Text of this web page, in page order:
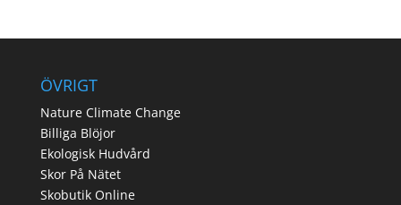
ÖVRIGT
Nature Climate Change
Billiga Blöjor
Ekologisk Hudvård
Skor På Nätet
Skobutik Online